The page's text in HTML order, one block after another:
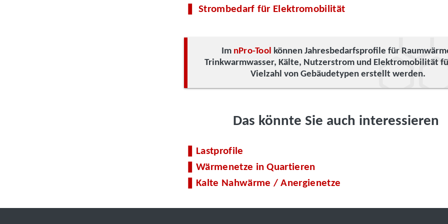
Strombedarf für Elektromobilität
Im nPro-Tool
können Jahresbedarfsprofile für
Trinkwarmwasser, Kälte, Nutzerstrom und Elektromobilität
Vielzahl von Gebäudetypen erstellt werden.
Das könnte Sie auch interessieren
Lastprofile
Wärmenetze in Quartieren
Kalte Nahwärme / Anergienetze